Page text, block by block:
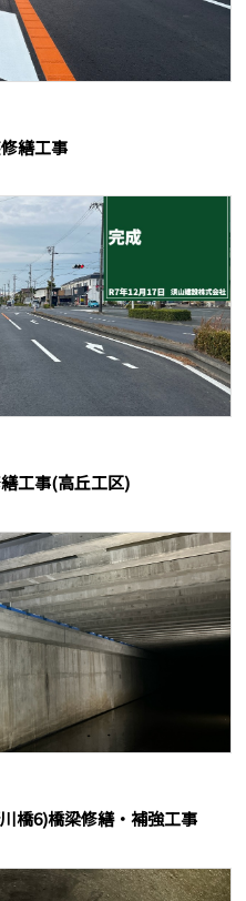
繕工事
工事(高丘工区)
橋6)橋梁修繕・補強工事